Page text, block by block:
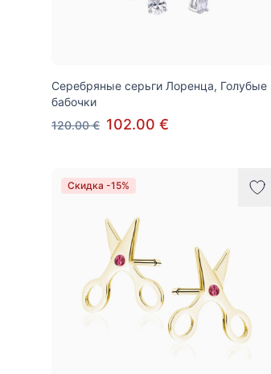
Серебряные серьги Лоренца, Голубые
бабочки
120.00 € 102.00 €
Скидка -15%